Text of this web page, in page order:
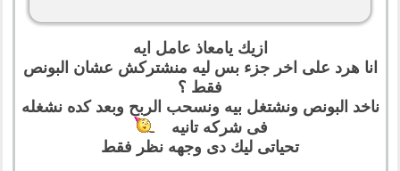
ازيك يامعاذ عامل ايه
انا هرد على اخر جزء بس ليه منشتركش عشان البونص
فقط ؟
ناخد البونص ونشتغل بيه ونسحب الربح وبعد كده نشغله
فى شركه تانيه
تحياتى ليك دى وجهه نظر فقط